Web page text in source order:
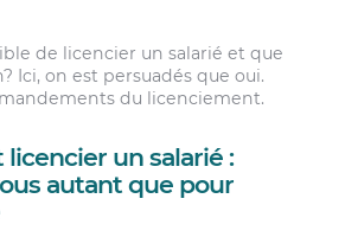
de licencier un salarié et que
Ici, on est persuadés que oui.
du licenciement.
licencier un salarié :
autant que pour